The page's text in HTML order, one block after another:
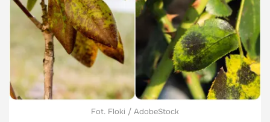
Fot. Floki / AdobeStock